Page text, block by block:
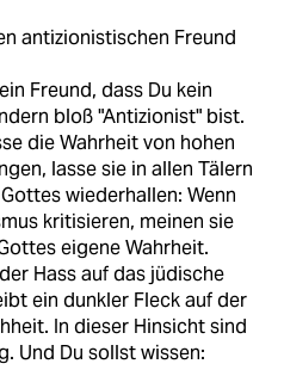
antizionistischen Freund
Freund, dass Du kein
bloß "Antizionist" bist.
die Wahrheit von hohen
lasse sie in allen Tälern
wiederhallen: Wenn
kritisieren, meinen sie
eigene Wahrheit.
Hass auf das jüdische
ein dunkler Fleck auf der
In dieser Hinsicht sind
Und Du sollst wissen: